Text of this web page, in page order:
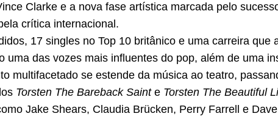
Clarke e a nova fase artística marcada pelo
crítica internacional.
17 singles no Top 10 britânico e uma carreira que
uma das vozes mais influentes do pop, além de uma
multifacetado se estende da música ao teatro,
Torsten The Bareback Sainte Torsten The Beautiful
Jake Shears, Claudia Brücken, Perry Farrell e